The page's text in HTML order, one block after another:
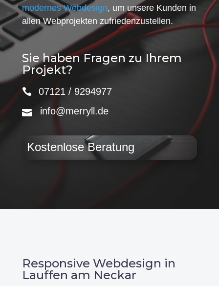
modernes Webdesign, um unsere Kunden in
allen Webprojekten zufriedenzustellen.
Sie haben Fragen zu Ihrem
Projekt?
07121 / 9294977
info@merryll.de
Kostenlose Beratung
Responsive Webdesign in
Lauffen am Neckar